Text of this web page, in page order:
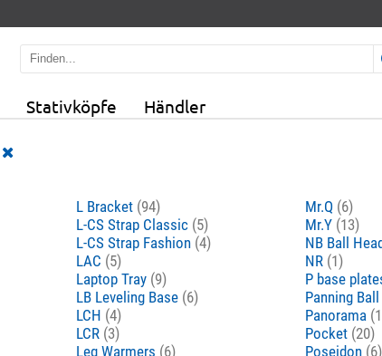
Stativköpfe Händler
L Bracket (94)
L-CS Strap Classic (5)
L-CS Strap Fashion (4)
LAC (5)
Laptop Tray (9)
LB Leveling Base (6)
LCH (4)
LCR (3)
Leg Warmers (6)
Mr.Q (6)
Mr.Y (13)
NB Ball
NR (1)
P base
Panning
Panorama
Pocket (20)
Poseidon (6)